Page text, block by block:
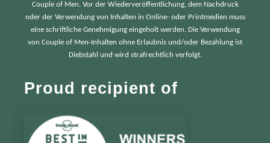
Couple of Men. Vor der Wiederveröffentlichung, dem Nachdruck
oder der Verwendung von Inhalten in Online- oder Printmedien muss
eine schriftliche Genehmigung eingeholt werden. Die Verwendung
von Couple of Men-Inhalten ohne Erlaubnis und/oder Bezahlung ist
Diebstahl und wird strafrechtlich verfolgt.
Proud recipient of